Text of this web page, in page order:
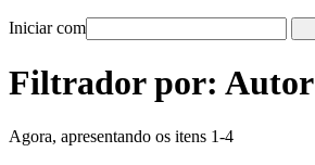
Iniciar com
Filtrador por: Autor
Agora, apresentando os itens 1-4